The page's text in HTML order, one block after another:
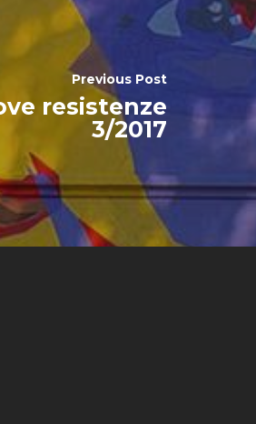
Previous Post
resistenze
3/2017